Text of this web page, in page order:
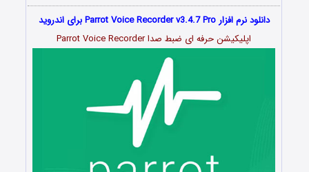
دانلود نرم افزار Parrot Voice Recorder v3.4.7 Pro برای اندروید
اپلیکیشن حرفه ای ضبط صدا Parrot Voice Recorder